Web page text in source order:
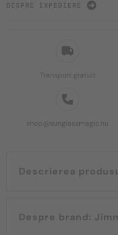
Transport gratuit
shop@sunglassmagic.hu
Descrierea
Despre
DESPRE EXPEDIERE